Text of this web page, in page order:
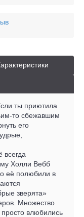
ты приютила
то сбежавшим
его
Холли Вебб
её полюбили в
зверята»
Множество
просто влюбились